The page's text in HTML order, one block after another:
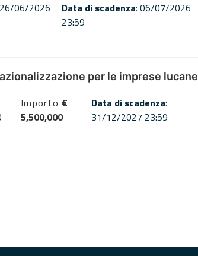
06/2026
Data di scadenza: 06/07/2026
23:59
per le imprese lucane
Importo €
5,500,000
Data di scadenza:
31/12/2027 23:59